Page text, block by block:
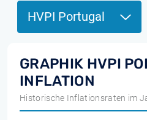
HVPI Portugal
GRAPHIK HVPI
INFLATION
Historische Inflationsraten im